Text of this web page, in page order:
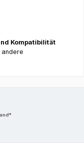
Kompatibilität
andere